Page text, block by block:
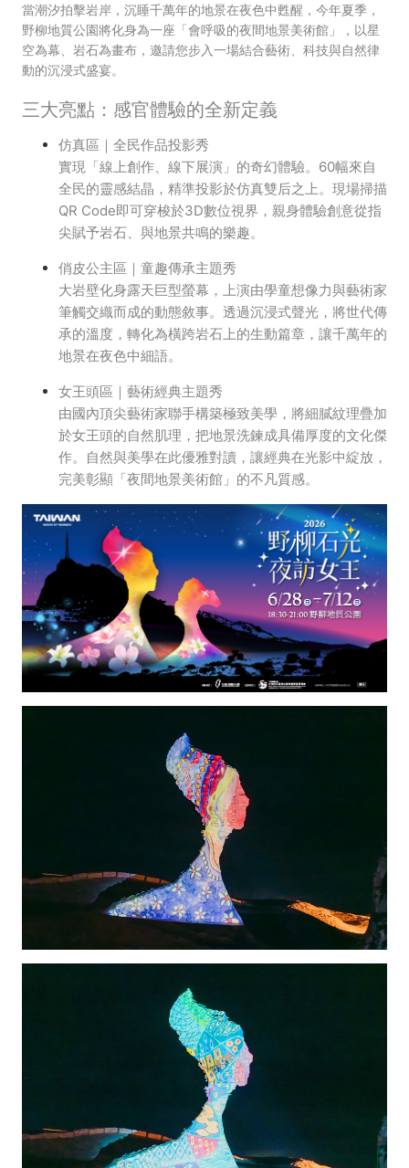
當潮汐拍擊岩岸，沉睡千萬年的地景在夜色中甦醒，今年夏季，
野柳地質公園將化身為一座「會呼吸的夜間地景美術館」，以星
空為幕、岩石為畫布，邀請您步入一場結合藝術、科技與自然律
動的沉浸式盛宴。
三大亮點：感官體驗的全新定義
仿真區｜全民作品投影秀
實現「線上創作、線下展演」的奇幻體驗。60幅來自
全民的靈感結晶，精準投影於仿真雙后之上。現場掃描
QR Code即可穿梭於3D數位視界，親身體驗創意從指
尖賦予岩石、與地景共鳴的樂趣。
俏皮公主區｜童趣傳承主題秀
大岩壁化身露天巨型螢幕，上演由學童想像力與藝術家
筆觸交織而成的動態敘事。透過沉浸式聲光，將世代傳
承的溫度，轉化為橫跨岩石上的生動篇章，讓千萬年的
地景在夜色中細語。
女王頭區｜藝術經典主題秀
由國內頂尖藝術家聯手構築極致美學，將細膩紋理疊加
於女王頭的自然肌理，把地景洗鍊成具備厚度的文化傑
作。自然與美學在此優雅對讀，讓經典在光影中綻放，
完美彰顯「夜間地景美術館」的不凡質感。